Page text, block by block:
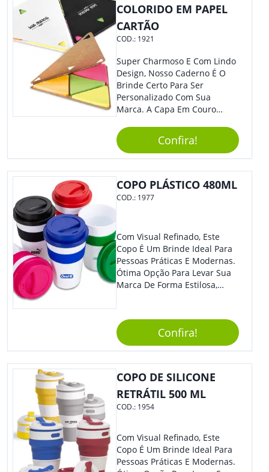
COLORIDO EM PAPEL
CARTÃO
COD.: 1921
Super Charmoso E Com Lindo
Design, Nosso Caderno É O
Brinde Certo Para Ser
Personalizado Com Sua
Marca. A Capa Em Couro
Elástico Permite Maior
Segurança Ao Carregá-Lo.
Ofereça A Seus Clientes E
Colaboradores, Sem Dúvidas
Eles Irão Adorar.
Confira!
COPO PLÁSTICO 480ML
COD.: 1977
Com Visual Refinado, Este
Copo É Um Brinde Ideal Para
Pessoas Práticas E Modernas.
Ótima Opção Para Levar Sua
Marca De Forma Estilosa,
Reuniões Corporativas Ou Até
Mesmo Para Presentear
Colaboradores.
Confira!
COPO DE SILICONE
RETRÁTIL 500 ML
COD.: 1954
Com Visual Refinado, Este
Copo É Um Brinde Ideal Para
Pessoas Práticas E Modernas.